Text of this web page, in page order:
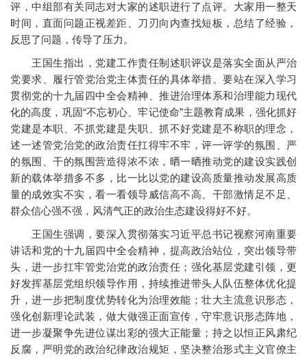
评，中组部有关同志对大家的述职进行了点评。大家用一整天
时间，直面问题正视差距、刀刃向内查找短板，总结了经验，
反思了问题，传导了压力。
王国生指出，党建工作责任制述职评议是落实全面从严治
党要求、履行管党治党主体责任的具体举措。要站在深入学习
贯彻党的十九届四中全会精神、推进治理体系和治理能力现代
化的高度，巩固“不忘初心、牢记使命”主题教育成果，强化抓好
党建是本职、不抓党建是失职、抓不好党建是不称职的理念，
述一述管党治党的政治责任扛得牢不牢，评一评学的氛围、严
的氛围、干的氛围营造得浓不浓，晒一晒推动党的建设实践创
新的载体举措多不多，比一比以党的建设高质量推动发展高质
量的成效实不实，看一看领导威信高不高、干部激情足不足、
群众信心强不强，风清气正的政治生态建设得好不好。
王国生强调，要深入贯彻落实习近平总书记视察河南重要
讲话和党的十九届四中全会精神，提高政治站位，突出领导带
头，进一步扛牢管党治党的政治责任；强化基层党建引领，更
好发挥基层党组织领导作用，持续推进带头人队伍整体优化提
升，进一步把制度优势转化为治理效能；壮大主流意识形态，
强化创新理论武装，做大做强正面宣传，守牢意识形态阵地，
进一步凝聚争先进位谋出彩的强大正能量；持之以恒正风肃纪
反腐，严明党的政治纪律政治规矩，坚决整治形式主义官僚主